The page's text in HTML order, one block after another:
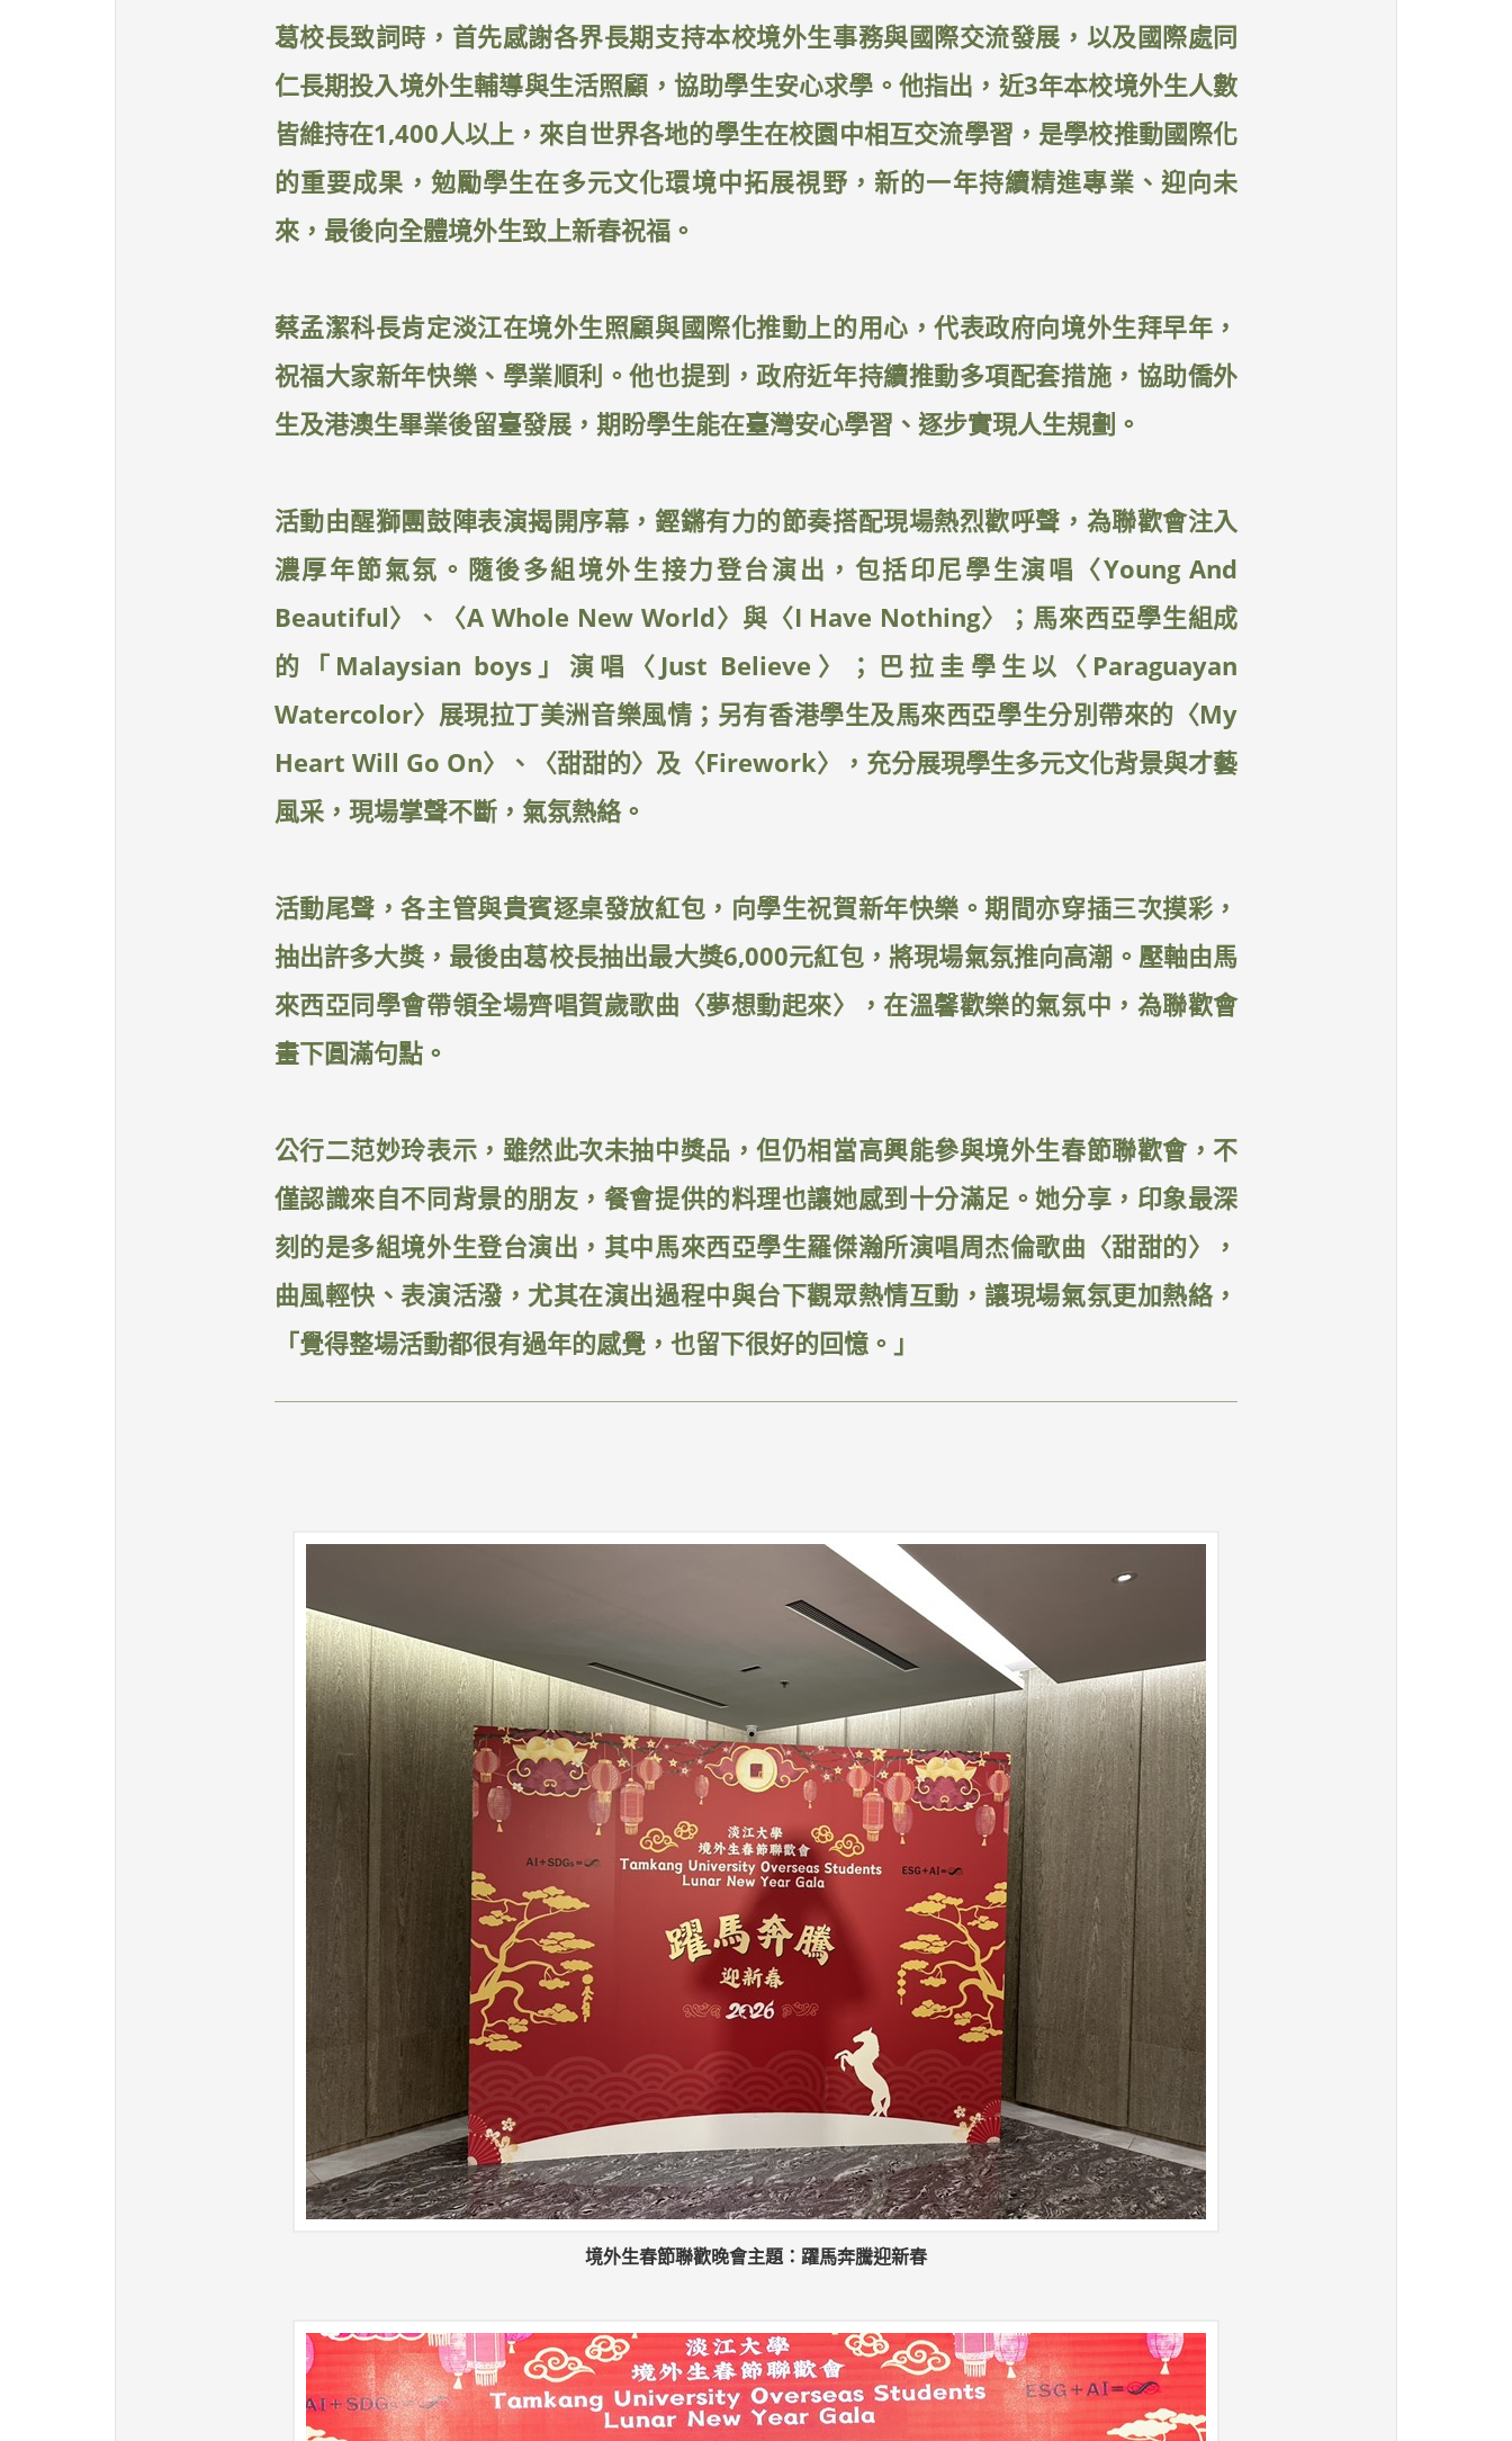
葛校長致詞時，首先感謝各界長期支持本校境外生事務與國際交流發展，以及國際處同
仁長期投入境外生輔導與生活照顧，協助學生安心求學。他指出，近3年本校境外生人數
皆維持在1,400人以上，來自世界各地的學生在校園中相互交流學習，是學校推動國際化
的重要成果，勉勵學生在多元文化環境中拓展視野，新的一年持續精進專業、迎向未
來，最後向全體境外生致上新春祝福。
蔡孟潔科長肯定淡江在境外生照顧與國際化推動上的用心，代表政府向境外生拜早年，
祝福大家新年快樂、學業順利。他也提到，政府近年持續推動多項配套措施，協助僑外
生及港澳生畢業後留臺發展，期盼學生能在臺灣安心學習、逐步實現人生規劃。
活動由醒獅團鼓陣表演揭開序幕，鏗鏘有力的節奏搭配現場熱烈歡呼聲，為聯歡會注入
濃厚年節氣氛。隨後多組境外生接力登台演出，包括印尼學生演唱〈Young And
Beautiful〉、〈A Whole New World〉與〈I Have Nothing〉；馬來西亞學生組成
的「Malaysian boys」演唱〈Just Believe〉；巴拉圭學生以〈Paraguayan
Watercolor〉展現拉丁美洲音樂風情；另有香港學生及馬來西亞學生分別帶來的〈My
Heart Will Go On〉、〈甜甜的〉及〈Firework〉，充分展現學生多元文化背景與才藝
風采，現場掌聲不斷，氣氛熱絡。
活動尾聲，各主管與貴賓逐桌發放紅包，向學生祝賀新年快樂。期間亦穿插三次摸彩，
抽出許多大獎，最後由葛校長抽出最大獎6,000元紅包，將現場氣氛推向高潮。壓軸由馬
來西亞同學會帶領全場齊唱賀歲歌曲〈夢想動起來〉，在溫馨歡樂的氣氛中，為聯歡會
畫下圓滿句點。
公行二范妙玲表示，雖然此次未抽中獎品，但仍相當高興能參與境外生春節聯歡會，不
僅認識來自不同背景的朋友，餐會提供的料理也讓她感到十分滿足。她分享，印象最深
刻的是多組境外生登台演出，其中馬來西亞學生羅傑瀚所演唱周杰倫歌曲〈甜甜的〉，
曲風輕快、表演活潑，尤其在演出過程中與台下觀眾熱情互動，讓現場氣氛更加熱絡，
「覺得整場活動都很有過年的感覺，也留下很好的回憶。」
境外生春節聯歡晚會主題：躍馬奔騰迎新春